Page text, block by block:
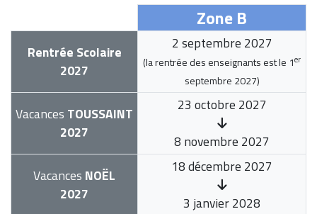
Zone B
Rentrée Scolaire
2027
2 septembre 2027
(la rentrée des enseignants est le 1er
septembre 2027)
Vacances TOUSSAINT
2027
23 octobre 2027
8 novembre 2027
Vacances NOËL
2027
18 décembre 2027
3 janvier 2028